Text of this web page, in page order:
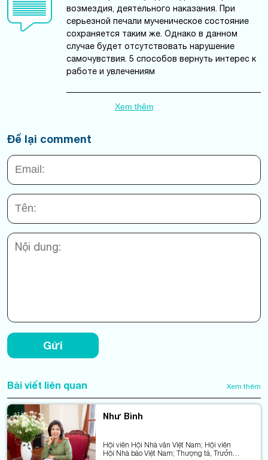
возмездия, деятельного наказания. При
серьезной печали мученическое состояние
сохраняется таким же. Однако в данном
случае будет отсутствовать нарушение
самочувствия. 5 способов вернуть интерес к
работе и увлечениям
Xem thêm
Để lại comment
Gửi
Bài viết liên quan Xem thêm
Như Bình
Hội viên Hội Nhà văn Việt Nam; Hội viên
Hội Nhà báo Việt Nam; Thượng tá, Trưởng